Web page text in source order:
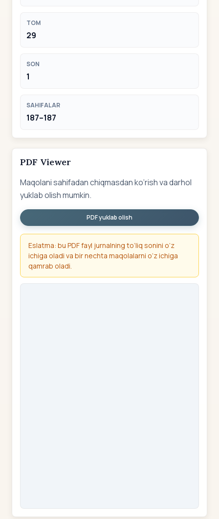
TOM
29
SON
1
SAHIFALAR
187–187
PDF Viewer
Maqolani sahifadan chiqmasdan ko‘rish va darhol
yuklab olish mumkin.
PDF yuklab olish
Eslatma: bu PDF fayl jurnalning to‘liq sonini o‘z
ichiga oladi va bir nechta maqolalarni o‘z ichiga
qamrab oladi.